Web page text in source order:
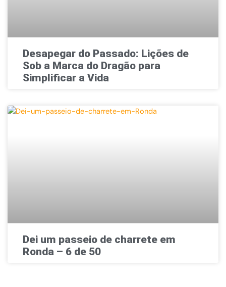
Desapegar do Passado: Lições de
Sob a Marca do Dragão para
Simplificar a Vida
Dei um passeio de charrete em
Ronda – 6 de 50